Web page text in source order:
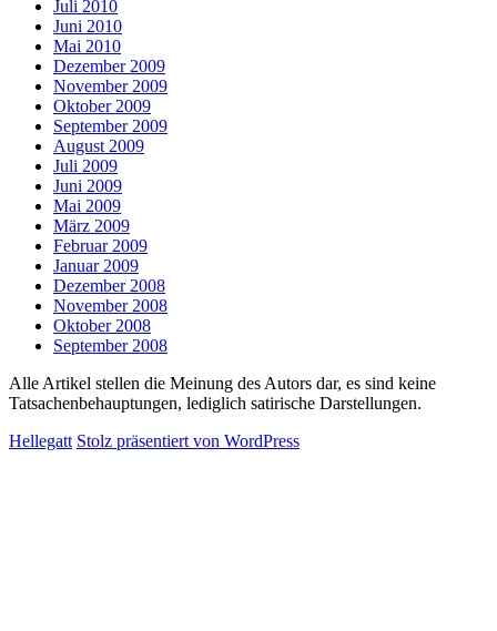
Juli 2010
Juni 2010
Mai 2010
Dezember 2009
November 2009
Oktober 2009
September 2009
August 2009
Juli 2009
Juni 2009
Mai 2009
März 2009
Februar 2009
Januar 2009
Dezember 2008
November 2008
Oktober 2008
September 2008
Alle Artikel stellen die Meinung des Autors dar, es sind keine
Tatsachenbehauptungen, lediglich satirische Darstellungen.
Hellegatt Stolz präsentiert von WordPress